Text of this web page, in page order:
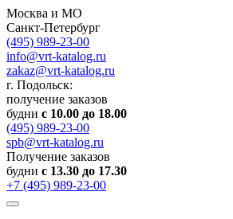
Москва и МО
Санкт-Петербург
(495) 989-23-00
info@vrt-katalog.ru
zakaz@vrt-katalog.ru
г. Подольск:
получение заказов
будни с 10.00 до 18.00
(495) 989-23-00
spb@vrt-katalog.ru
Получение заказов
будни с 13.30 до 17.30
+7 (495) 989-23-00